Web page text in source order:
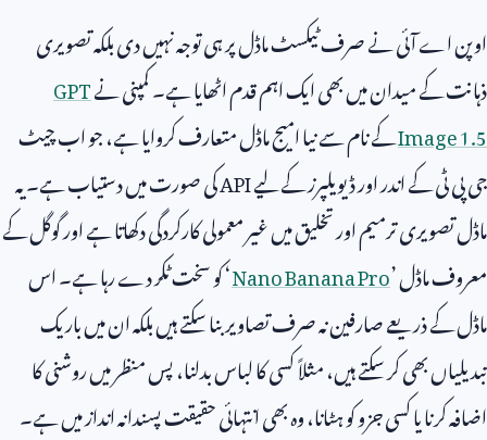
اوپن اے آئی نے صرف ٹیکسٹ ماڈل پر ہی توجہ نہیں دی بلکہ تصویری
ذہانت کے میدان میں بھی ایک اہم قدم اٹھایا ہے۔ کمپنی نےGPT
Image 1.5کے نام سے نیا امیج ماڈل متعارف کروایا ہے، جو اب چیٹ
جی پی ٹی کے اندر اور ڈیویلپرز کے لیےAPIکی صورت میں دستیاب ہے۔ یہ
ماڈل تصویری ترمیم اور تخلیق میں غیر معمولی کارکردگی دکھاتا ہے اور گوگل کے
معروف ماڈل ’Nano Banana Pro‘ کو سخت ٹکر دے رہا ہے۔ اس
ماڈل کے ذریعے صارفین نہ صرف تصاویر بنا سکتے ہیں بلکہ ان میں باریک
تبدیلیاں بھی کر سکتے ہیں، مثلاً کسی کا لباس بدلنا، پس منظر میں روشنی کا
اضافہ کرنا یا کسی جزو کو ہٹانا، وہ بھی انتہائی حقیقت پسندانہ انداز میں ہے۔